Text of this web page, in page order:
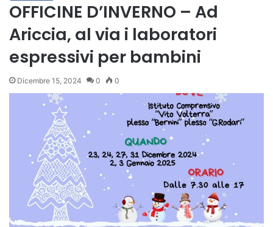
OFFICINE D’INVERNO – Ad
Ariccia, al via i laboratori
espressivi per bambini
Dicembre 15, 2024 0 0